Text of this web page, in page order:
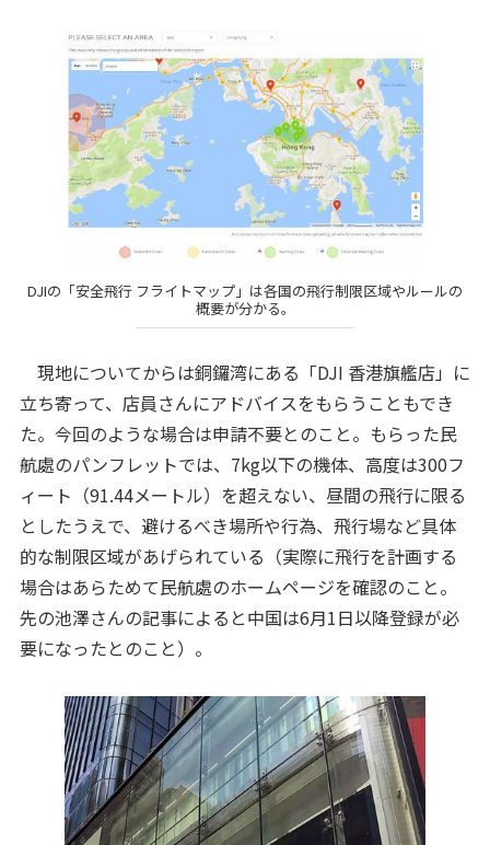
DJIの「安全飛行 フライトマップ」は各国の飛行制限区域やルールの
概要が分かる。
現地についてからは銅鑼湾にある「DJI 香港旗艦店」に
立ち寄って、店員さんにアドバイスをもらうこともでき
た。今回のような場合は申請不要とのこと。もらった民
航處のパンフレットでは、7kg以下の機体、高度は300フ
ィート（91.44メートル）を超えない、昼間の飛行に限る
としたうえで、避けるべき場所や行為、飛行場など具体
的な制限区域があげられている（実際に飛行を計画する
場合はあらためて民航處のホームページを確認のこと。
先の池澤さんの記事によると中国は6月1日以降登録が必
要になったとのこと）。